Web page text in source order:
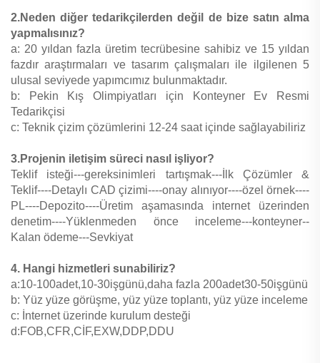
2.Neden diğer tedarikçilerden değil de bize satın alma
yapmalısınız?
a: 20 yıldan fazla üretim tecrübesine sahibiz ve 15 yıldan
fazdır araştırmaları ve tasarım çalışmaları ile ilgilenen 5
ulusal seviyede yapımcımız bulunmaktadır.
b: Pekin Kış Olimpiyatları için Konteyner Ev Resmi
Tedarikçisi
c: Teknik çizim çözümlerini 12-24 saat içinde sağlayabiliriz
3.Projenin iletişim süreci nasıl işliyor?
Teklif isteği---gereksinimleri tartışmak---İlk Çözümler &
Teklif----Detaylı CAD çizimi----onay alınıyor----özel örnek----
PL----Depozito----Üretim aşamasında internet üzerinden
denetim----Yüklenmeden önce inceleme---konteyner--
Kalan ödeme---Sevkiyat
4. Hangi hizmetleri sunabiliriz?
a:10-100adet,10-30işgünü,daha fazla 200adet30-50işgünü
b: Yüz yüze görüşme, yüz yüze toplantı, yüz yüze inceleme
c: İnternet üzerinde kurulum desteği
d:FOB,CFR,CİF,EXW,DDP,DDU